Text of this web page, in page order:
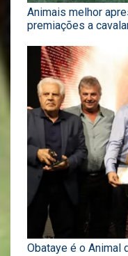
Animais melhor
premiações a
Obataye é o Animal